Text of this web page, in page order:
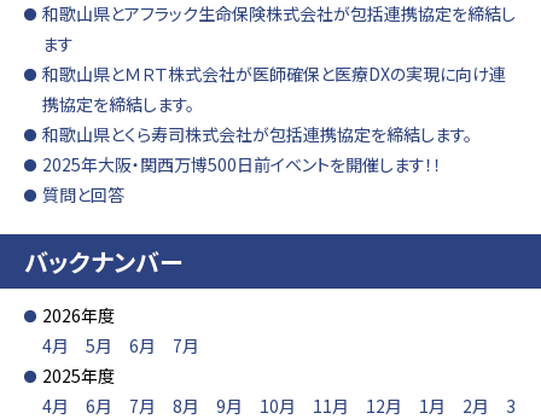
和歌山県とアフラック生命保険株式会社が包括連携協定を締結し
ます
和歌山県とＭＲＴ株式会社が医師確保と医療DXの実現に向け連
携協定を締結します。
和歌山県とくら寿司株式会社が包括連携協定を締結します。
2025年大阪・関西万博500日前イベントを開催します！！
質問と回答
バックナンバー
2026年度
4月
5月 6月
7月
2025年度
4月
6月 7月 8月 9月 10月 11月 12月 1月 2月
3